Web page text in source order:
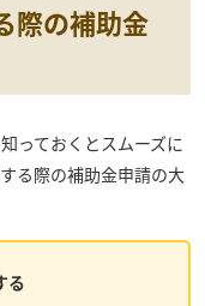
際の補助金
っておくとスムーズに
る際の補助金申請の大
る